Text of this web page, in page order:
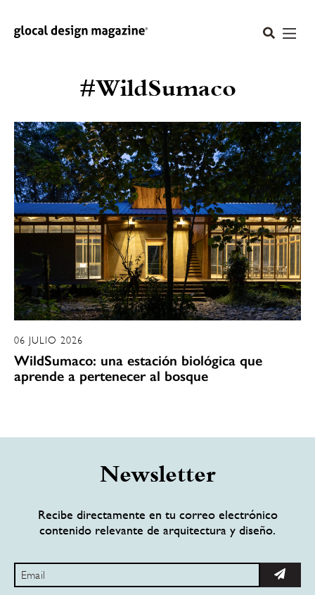
#WildSumaco
06 JULIO 2026
WildSumaco: una estación biológica que
aprende a pertenecer al bosque
Newsletter
Recibe directamente en tu correo electrónico
contenido relevante de arquitectura y diseño.